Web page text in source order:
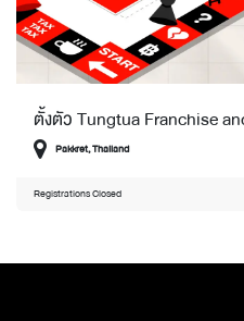
ตั้งตัว Tungtua Franchise
Pakkret,Thailand
Registrations Closed